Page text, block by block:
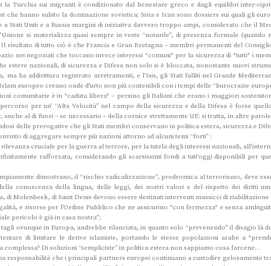
la Turchia sui migranti è condizionato dal benestare greco e dagli equilibri inter-
che hanno subito la dominazione sovietica; Siria e Iran sono dossiers sui quali gli
Stati Uniti e a Russia margini di iniziativa davvero troppo ampi, considerato che il
si materializza quasi sempre in veste “notarile”, di presenza formale (quando
risultato di tutto ciò è che Francia e Gran Bretagna – membri permanenti del
nei negoziati che toccano invece interessi *comuni* per la sicurezza di *tutti* i
estere nazionali, di sicurezza e Difesa non solo si è bloccata, nonostante nuovi
ma ha addirittura registrato arretramenti, e l’Isis, gli Stati falliti nel Grande
europeo creano onde d’urto non più contenibili con i tempi delle “burocrazie
comunitarie è in *caduta libera* – persino gli Italiani che erano i maggiori
per un’ “Alta Velocità” nel campo della sicurezza e della Difesa è forse
al di fuori – se necessario – della cornice strettamente UE: si tratta, in altre
delle prerogative che gli Stati membri conservano in politica estera, sicurezza e
di aggregare sempre più nazioni attorno ad alcuni temi “forti” :
cruciale per la guerra al terrore, per la tutela degli interessi nazionali,
rafforzata, considerando gli scarsissimi fondi a tutt’oggi disponibili per
dimostrano, il “rischio radicalizzazione”, prodromica al terrorismo, deve
conoscenza della lingua, delle leggi, dei nostri valori e del rispetto dei diritti
di Molenbeek, di Saint Denis devono essere destinati interventi massicci di riabilitazione
e risorse per l’Ordine Pubblico che ne assicurino *con fermezza* e senza
pericolo è già in casa nostra”;
ovunque in Europa, andrebbe rilanciata, in quanto solo “prevenendo” il disagio là
di limitare le derive islamiste, portando le stesse popolazioni arabe a
Di soluzioni “sempliciste” in politica estera non sappiamo cosa farcene…
responsabilità che i principali partners europei continuano a custodire gelosamente